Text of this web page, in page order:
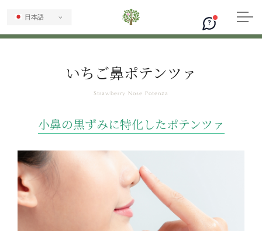
日本語
いちご鼻ポテンツァ
小鼻の黒ずみに特化したポテンツァ
?